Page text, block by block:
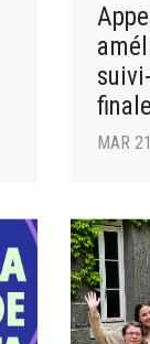
finale
MAR